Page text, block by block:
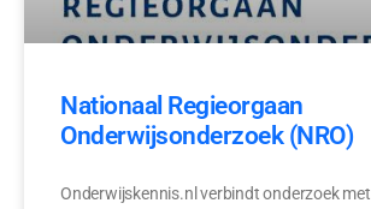
Nationaal Regieorgaan
Onderwijsonderzoek (NRO)
Onderwijskennis.nl verbindt onderzoek met